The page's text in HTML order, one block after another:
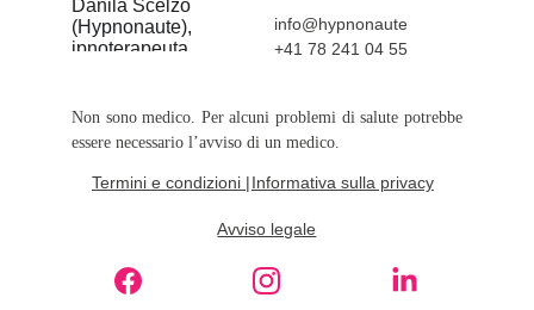
Non sono medico. Per alcuni problemi di salute potrebbe
essere necessario l’avviso di un medico.
info@hypnonaute
+41 78 241 04 55
Termini e condizioni |Informativa sulla privacy
Avviso legale